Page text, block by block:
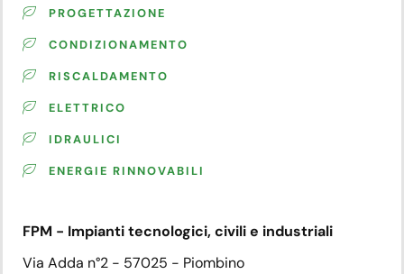
PROGETTAZIONE
CONDIZIONAMENTO
RISCALDAMENTO
ELETTRICO
IDRAULICI
ENERGIE RINNOVABILI
FPM - Impianti tecnologici, civili e industriali
Via Adda n°2 - 57025 - Piombino